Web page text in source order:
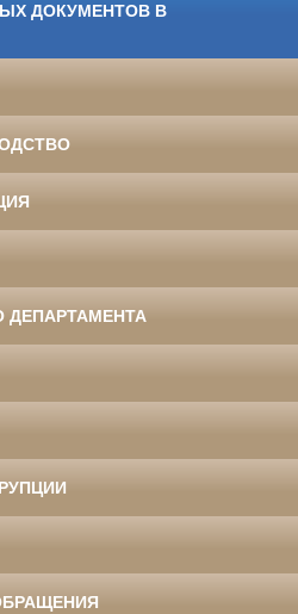
ДОКУМЕНТОВ В
ДЕПАРТАМЕНТА